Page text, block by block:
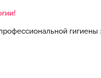
гигиены